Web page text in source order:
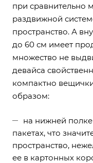
при сравнительно
раздвижной
пространство. А
до 60 см имеет
множество не
девайса
компактно
образом:
на нижней полке
пакетах, что
пространство,
ее в картонных